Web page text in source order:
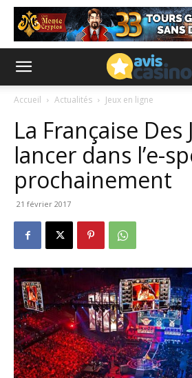
Accueil Actualités Jeux en ligne
La Française Des
lancer dans l’e-
prochainement
21 février 2017